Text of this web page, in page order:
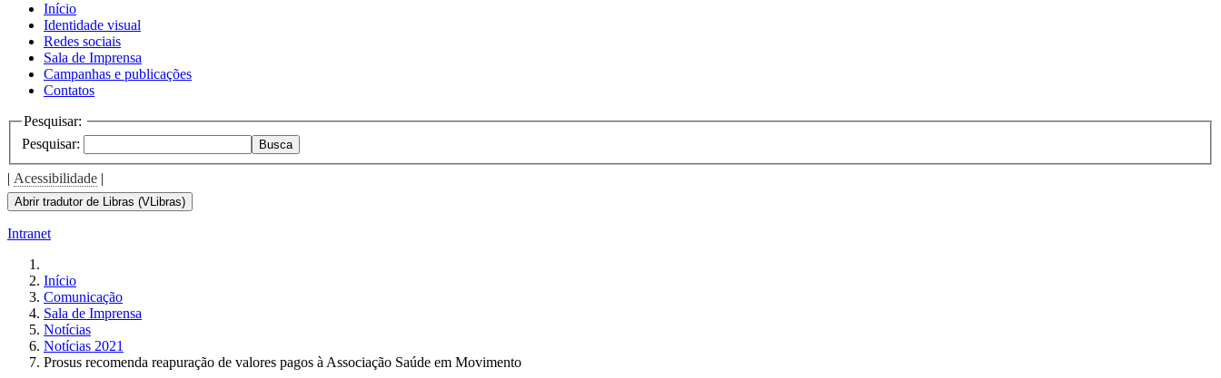
Início
Identidade visual
Redes sociais
Sala de Imprensa
Campanhas e publicações
Contatos
Pesquisar:
Pesquisar:
Busca
| Acessibilidade |
Abrir tradutor de Libras (VLibras)
Intranet
Início
Comunicação
Sala de Imprensa
Notícias
Notícias 2021
Prosus recomenda reapuração de valores pagos à Associação Saúde em Movimento